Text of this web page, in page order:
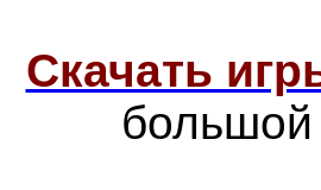
Скачать
большой